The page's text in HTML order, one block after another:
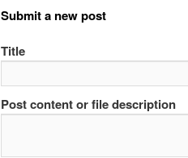
Submit a new post
Title
Post content or file description